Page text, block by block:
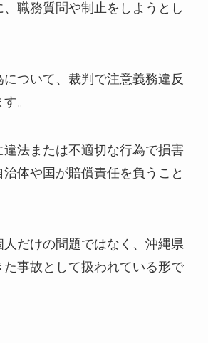
職務質問や制止をしようとし
ついて、裁判で注意義務違反
。
法または不適切な行為で損害
体や国が賠償責任を負うこと
だけの問題ではなく、沖縄県
事故として扱われている形で